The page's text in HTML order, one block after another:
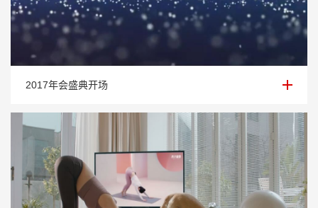
2017年会盛典开场
2017年会盛典开场